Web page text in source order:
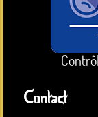
Contact